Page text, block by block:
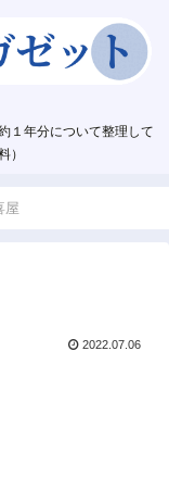
１年分について整理して
）
屋
2022.07.06